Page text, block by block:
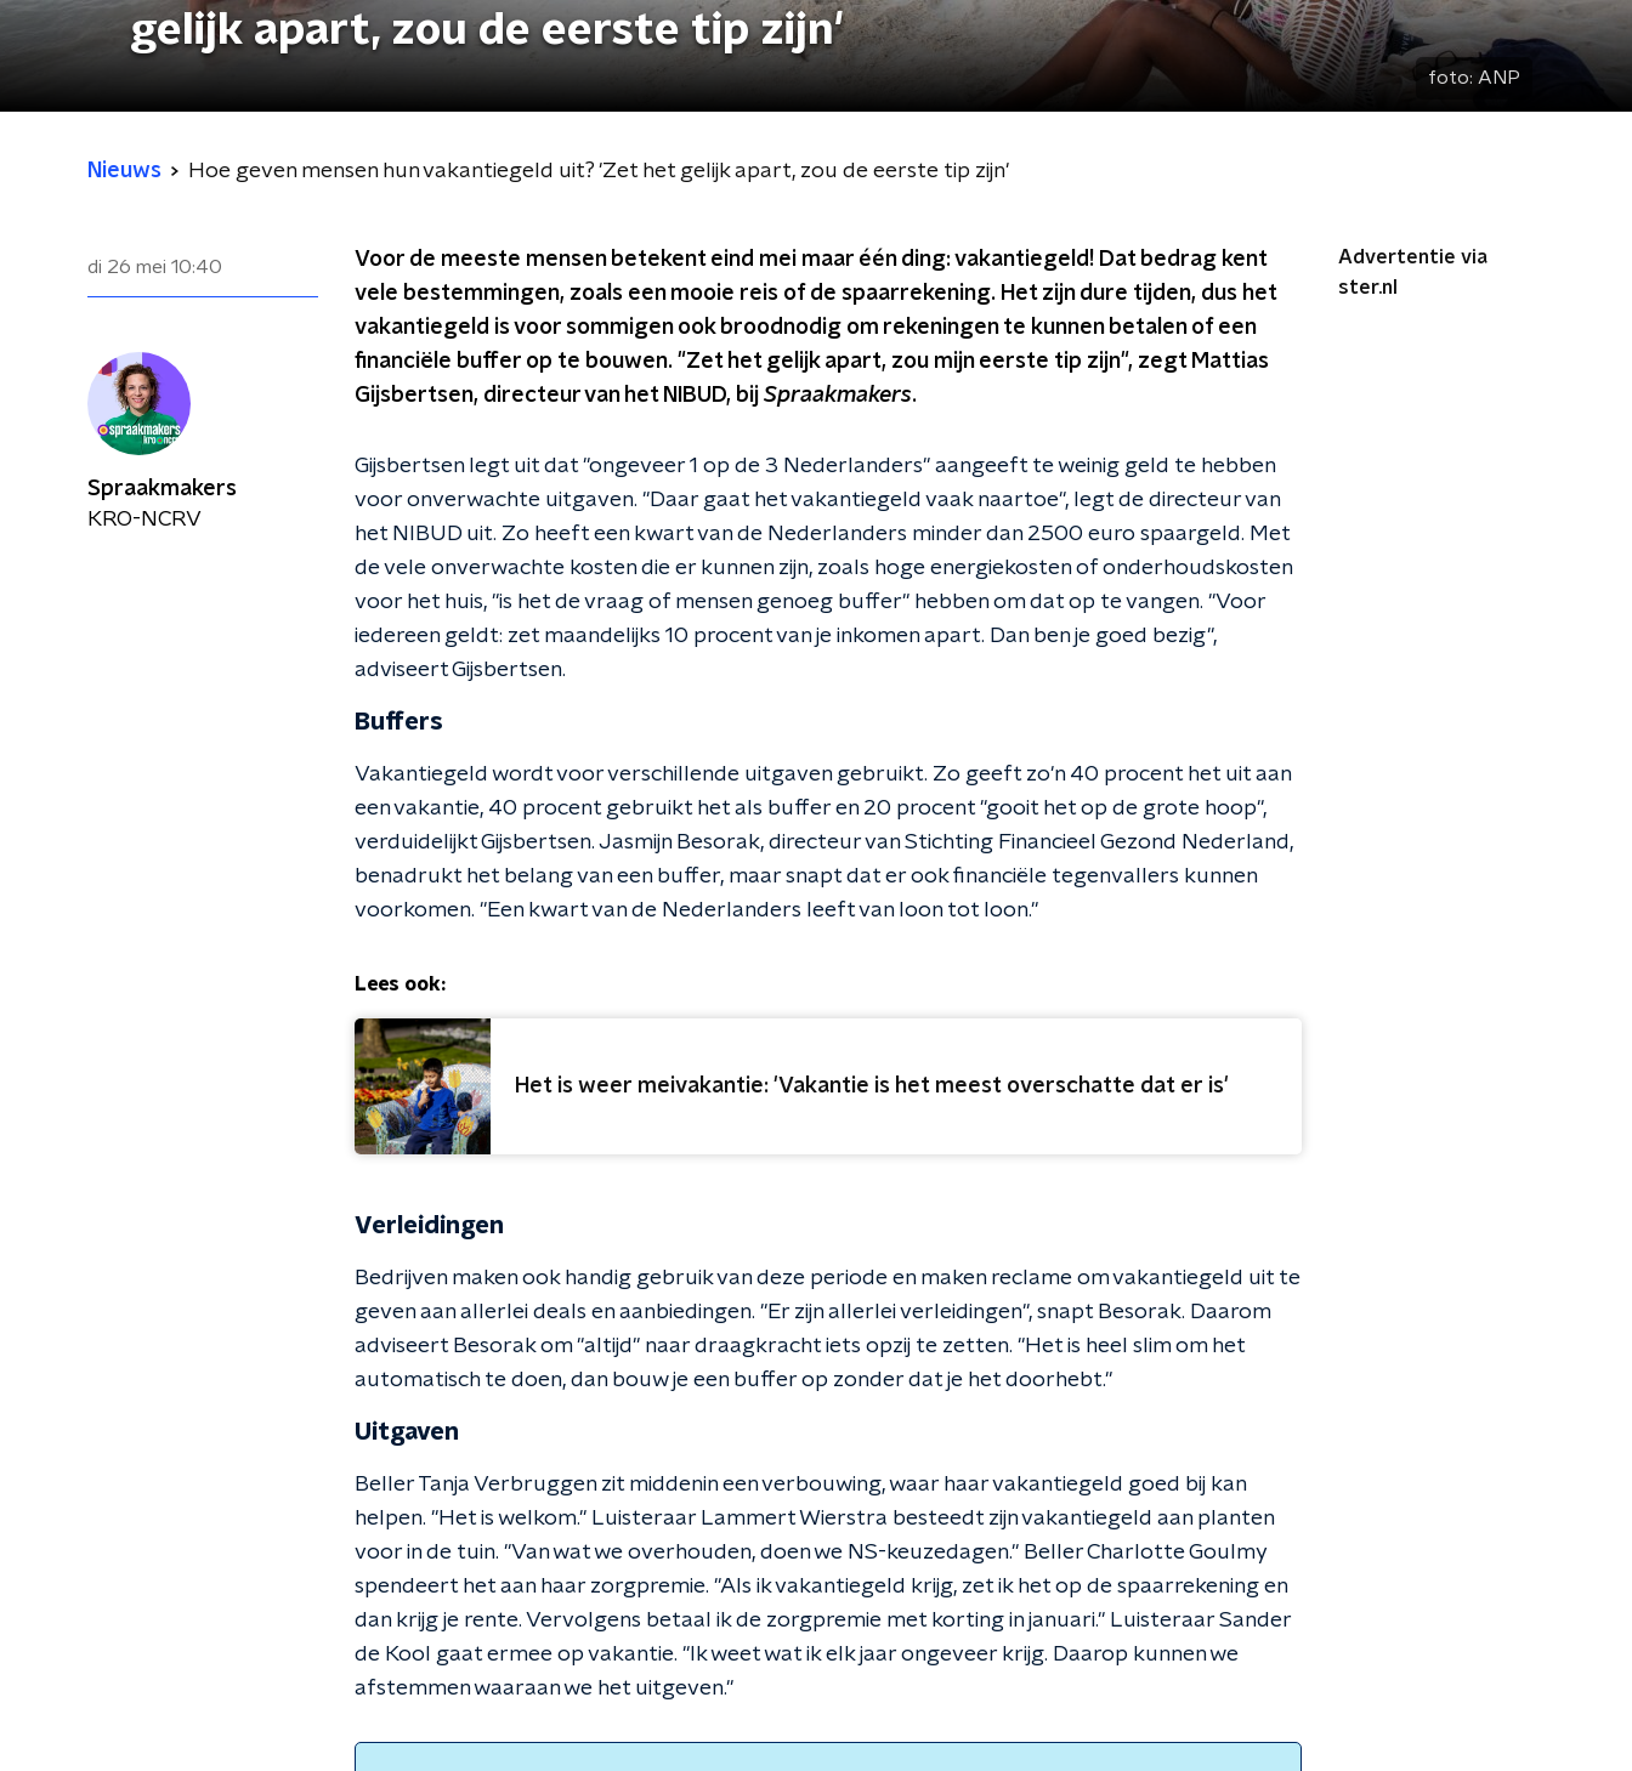
gelijk apart, zou de eerste tip zijn'
foto: ANP
Nieuws Hoe geven mensen hun vakantiegeld uit? 'Zet het gelijk apart, zou de eerste tip zijn'
di 26 mei 10:40
Voor de meeste mensen betekent eind mei maar één ding: vakantiegeld! Dat bedrag kent
vele bestemmingen, zoals een mooie reis of de spaarrekening. Het zijn dure tijden, dus het
vakantiegeld is voor sommigen ook broodnodig om rekeningen te kunnen betalen of een
financiële buffer op te bouwen. "Zet het gelijk apart, zou mijn eerste tip zijn", zegt Mattias
Gijsbertsen, directeur van het NIBUD, bij Spraakmakers.
Gijsbertsen legt uit dat "ongeveer 1 op de 3 Nederlanders" aangeeft te weinig geld te hebben
voor onverwachte uitgaven. "Daar gaat het vakantiegeld vaak naartoe", legt de directeur van
het NIBUD uit. Zo heeft een kwart van de Nederlanders minder dan 2500 euro spaargeld. Met
de vele onverwachte kosten die er kunnen zijn, zoals hoge energiekosten of onderhoudskosten
voor het huis, "is het de vraag of mensen genoeg buffer" hebben om dat op te vangen. "Voor
iedereen geldt: zet maandelijks 10 procent van je inkomen apart. Dan ben je goed bezig",
adviseert Gijsbertsen.
Buffers
Vakantiegeld wordt voor verschillende uitgaven gebruikt. Zo geeft zo'n 40 procent het uit aan
een vakantie, 40 procent gebruikt het als buffer en 20 procent "gooit het op de grote hoop",
verduidelijkt Gijsbertsen. Jasmijn Besorak, directeur van Stichting Financieel Gezond Nederland,
benadrukt het belang van een buffer, maar snapt dat er ook financiële tegenvallers kunnen
voorkomen. "Een kwart van de Nederlanders leeft van loon tot loon."
Lees ook:
Het is weer meivakantie: 'Vakantie is het meest overschatte dat er is'
Verleidingen
Bedrijven maken ook handig gebruik van deze periode en maken reclame om vakantiegeld uit te
geven aan allerlei deals en aanbiedingen. "Er zijn allerlei verleidingen", snapt Besorak. Daarom
adviseert Besorak om "altijd" naar draagkracht iets opzij te zetten. "Het is heel slim om het
automatisch te doen, dan bouw je een buffer op zonder dat je het doorhebt."
Uitgaven
Beller Tanja Verbruggen zit middenin een verbouwing, waar haar vakantiegeld goed bij kan
helpen. "Het is welkom." Luisteraar Lammert Wierstra besteedt zijn vakantiegeld aan planten
voor in de tuin. "Van wat we overhouden, doen we NS-keuzedagen." Beller Charlotte Goulmy
spendeert het aan haar zorgpremie. "Als ik vakantiegeld krijg, zet ik het op de spaarrekening en
dan krijg je rente. Vervolgens betaal ik de zorgpremie met korting in januari." Luisteraar Sander
de Kool gaat ermee op vakantie. "Ik weet wat ik elk jaar ongeveer krijg. Daarop kunnen we
afstemmen waaraan we het uitgeven."
Advertentie via
ster.nl
Spraakmakers
KRO-NCRV